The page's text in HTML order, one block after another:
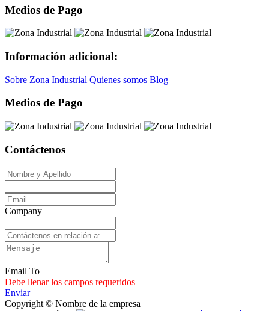
Medios de Pago
Información adicional:
Sobre Zona Industrial Quienes somos Blog
Medios de Pago
Contáctenos
Company
Email To
Debe llenar los campos requeridos
Enviar
Copyright © Nombre de la empresa